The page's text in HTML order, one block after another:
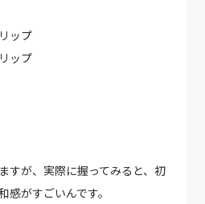
ップ
ップ
すが、実際に握ってみると、初
感がすごいんです。